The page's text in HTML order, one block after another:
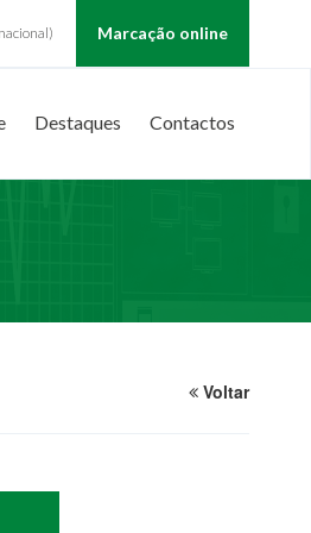
Marcação online
Destaques Contactos
Voltar